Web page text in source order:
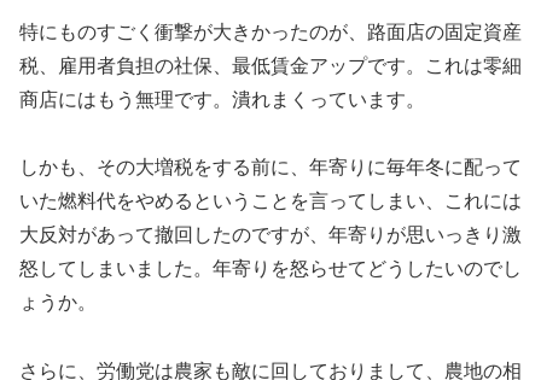
特にものすごく衝撃が大きかったのが、路面店の固定資産
税、雇用者負担の社保、最低賃金アップです。これは零細
商店にはもう無理です。潰れまくっています。
しかも、その大増税をする前に、年寄りに毎年冬に配って
いた燃料代をやめるということを言ってしまい、これには
大反対があって撤回したのですが、年寄りが思いっきり激
怒してしまいました。年寄りを怒らせてどうしたいのでし
ょうか。
さらに、労働党は農家も敵に回しておりまして、農地の相